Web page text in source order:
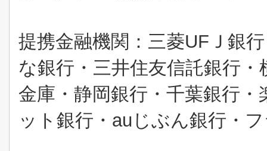
提携金融機関：三菱UF Ｊ銀
な銀行・三井住友信託銀行
金庫・静岡銀行・千葉銀行
ット銀行・ au じぶん銀行・